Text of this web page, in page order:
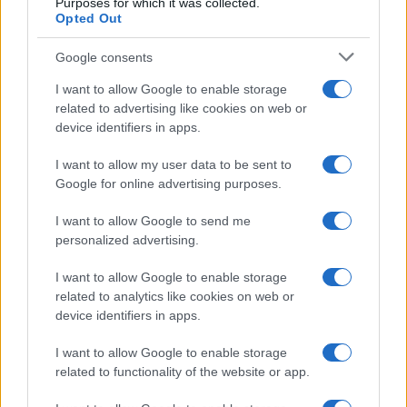
Opted Out
Google consents
I want to allow Google to enable storage
related to advertising like cookies on web or
device identifiers in apps.
I want to allow my user data to be sent to
Google for online advertising purposes.
I want to allow Google to send me
personalized advertising.
I want to allow Google to enable storage
related to analytics like cookies on web or
device identifiers in apps.
I want to allow Google to enable storage
related to functionality of the website or app.
Martina Agostina Diturco
I nostri cari
I nostri cari